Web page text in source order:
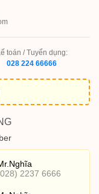
toán / Tuyển dụng:
028 224 66666
2237 6666